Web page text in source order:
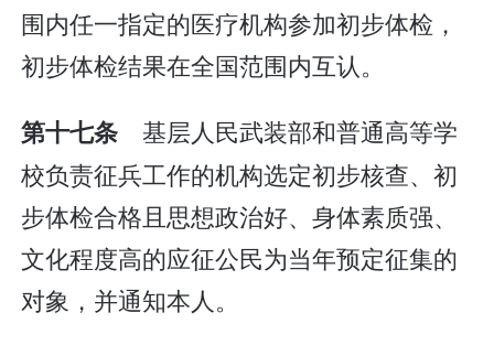
围内任一指定的医疗机构参加初步体检，
初步体检结果在全国范围内互认。
第十七条 基层人民武装部和普通高等学
校负责征兵工作的机构选定初步核查、初
步体检合格且思想政治好、身体素质强、
文化程度高的应征公民为当年预定征集的
对象，并通知本人。